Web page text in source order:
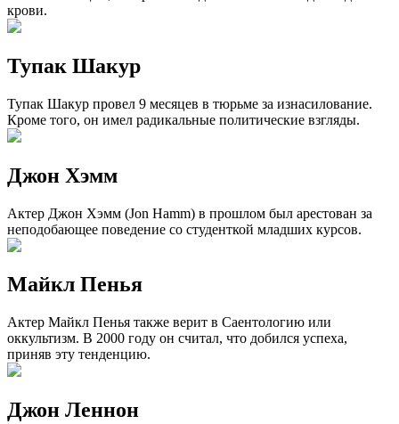
крови.
Тупак Шакур
Тупак Шакур провел 9 месяцев в тюрьме за изнасилование.
Кроме того, он имел радикальные политические взгляды.
Джон Хэмм
Актер Джон Хэмм (Jon Hamm) в прошлом был арестован за
неподобающее поведение со студенткой младших курсов.
Майкл Пенья
Актер Майкл Пенья также верит в Саентологию или
оккультизм. В 2000 году он считал, что добился успеха,
приняв эту тенденцию.
Джон Леннон